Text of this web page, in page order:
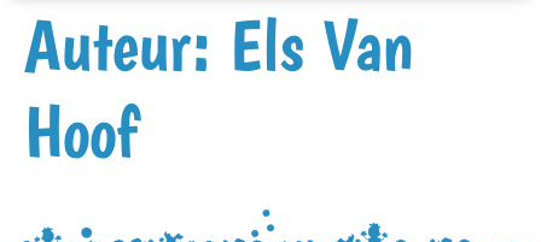
Auteur: Els Van
Hoof